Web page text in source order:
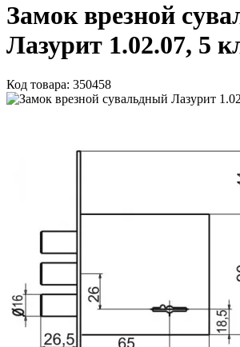
Замок врезной
Лазурит 1.02.07, 5
Код товара: 350458